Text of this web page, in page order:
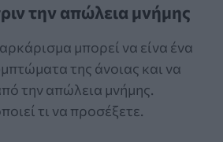
την απώλεια μνήμης
μπορεί να είνα ένα
της άνοιας και να
την απώλεια μνήμης.
τι να προσέξετε.